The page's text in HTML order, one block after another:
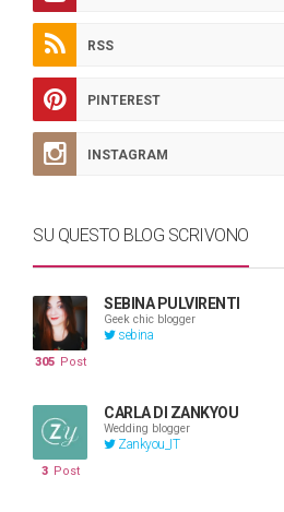
RSS
PINTEREST
INSTAGRAM
SU QUESTO BLOG SCRIVONO
SEBINA PULVIRENTI
Geek chic blogger
sebina
305 Post
CARLA DI ZANKYOU
Wedding blogger
Zankyou_IT
3 Post